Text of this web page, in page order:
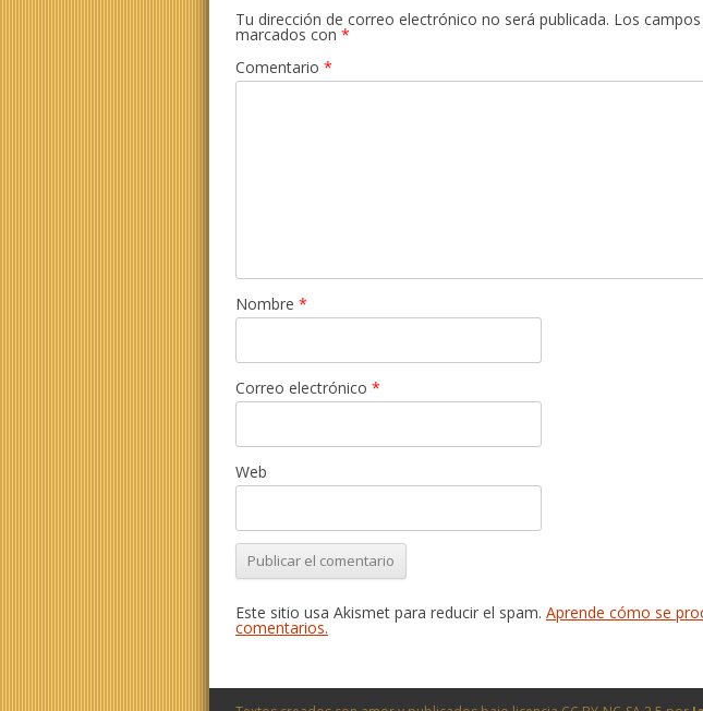
Tu dirección de correo electrónico no será publicada. Los
marcados con *
Comentario *
Nombre *
Correo electrónico *
Web
Este sitio usa Akismet para reducir el spam. Aprende cómo se
comentarios.